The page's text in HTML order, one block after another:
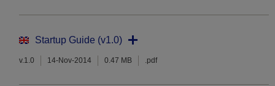
Startup Guide (v1.0)
v.1.0 14-Nov-2014 0.47 MB .pdf